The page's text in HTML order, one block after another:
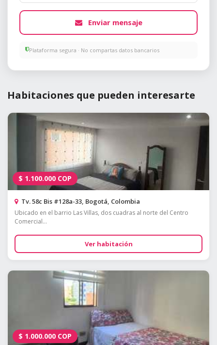
Enviar mensaje
Plataforma segura · No compartas datos bancarios
Habitaciones que pueden interesarte
$ 1.100.000 COP
Tv. 58c Bis #128a-33, Bogotá, Colombia
Ubicado en el barrio Las Villas, dos cuadras al norte del Centro
Comercial...
Ver habitación
$ 1.000.000 COP